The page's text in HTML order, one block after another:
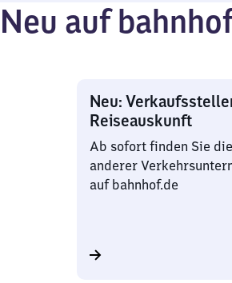
Neu auf
Neu:
Reiseauskunft
Ab sofort finden Sie
anderer
auf bahnhof.de